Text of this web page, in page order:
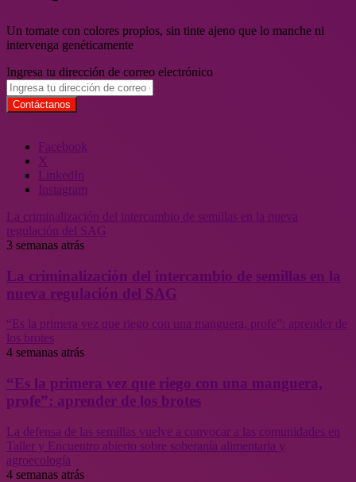
Un tomate con colores propios, sin tinte ajeno que lo manche ni
intervenga genéticamente
Ingresa tu dirección de correo electrónico
Facebook
X
LinkedIn
Instagram
La criminalización del intercambio de semillas en la nueva
regulación del SAG
3 semanas atrás
La criminalización del intercambio de semillas en la
nueva regulación del SAG
“Es la primera vez que riego con una manguera, profe”: aprender de
los brotes
4 semanas atrás
“Es la primera vez que riego con una manguera,
profe”: aprender de los brotes
La defensa de las semillas vuelve a convocar a las comunidades en
Taller y Encuentro abierto sobre soberanía alimentaria y
agroecología
4 semanas atrás